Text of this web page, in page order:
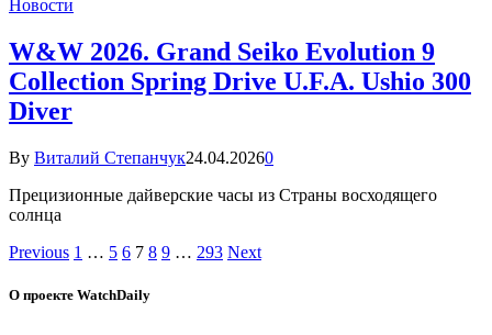
Новости
W&W 2026. Grand Seiko Evolution 9
Collection Spring Drive U.F.A. Ushio 300
Diver
By Виталий Степанчук24.04.20260
Прецизионные дайверские часы из Страны восходящего
солнца
Previous 1 … 5 6 7 8 9 … 293 Next
О проекте WatchDaily